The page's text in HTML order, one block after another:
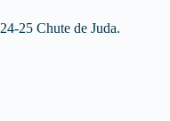
24-25 Chute de Juda.